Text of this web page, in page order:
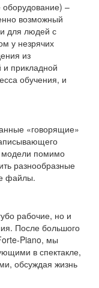
–
возможный
для людей с
у незрячих
из
и прикладной
обучения, и
«говорящие»
модели помимо
разнообразные
файлы.
рабочие, но и
После большого
Piano, мы
в спектакле,
обсуждая жизнь